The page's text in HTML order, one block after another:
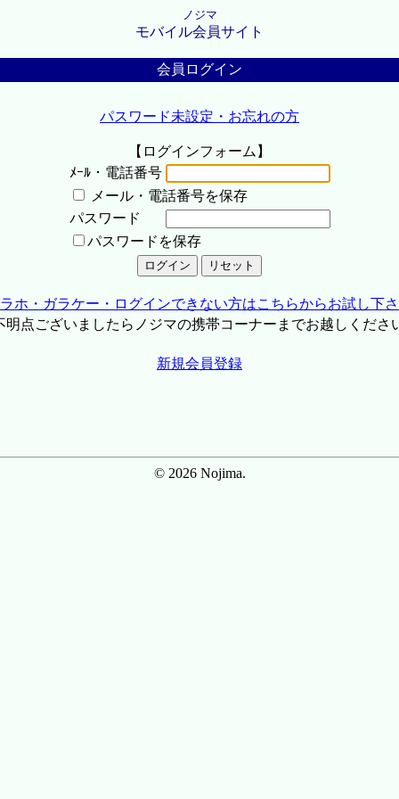
ノジマ
モバイル会員サイト
会員ログイン
パスワード未設定・お忘れの方
【ログインフォーム】
ﾒｰﾙ・電話番号
メール・電話番号を保存
パスワード
パスワードを保存
ホ・ガラケー・ログインできない方はこちらからお試し下
点ございましたらノジマの携帯コーナーまでお越しくださ
新規会員登録
© 2026 Nojima.